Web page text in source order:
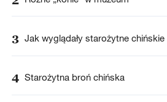
3 Jak wyglądały starożytne
4 Starożytna broń chińska